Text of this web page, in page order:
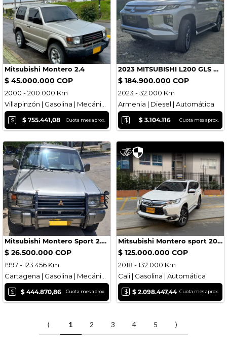
Mitsubishi Montero 2.4
$ 45.000.000 COP
2000 - 200.000 Km
Villapinzón | Gasolina | Mecánica
$ $ 755.441,08 Cuota mes aprox.
2023 MITSUBISHI L200 GLS AUTOMATICA 4X4 DIESEL INFO 3136614176
$ 184.900.000 COP
2023 - 32.000 Km
Armenia | Diesel | Automática
$ $ 3.104.116 Cuota mes aprox.
Mitsubishi Montero Sport 2.4 1997
$ 26.500.000 COP
1997 - 123.456 Km
$ $ 444.870,86 Cuota mes aprox.
Mitsubishi Montero sport 2018 blindaje 2 plus gasolina 2.9
$ 125.000.000 COP
2018 - 132.000 Km
Cali | Gasolina | Automática
$ $ 2.098.447,44 Cuota mes aprox.
⟨ 1 2 3 4 5 ⟩